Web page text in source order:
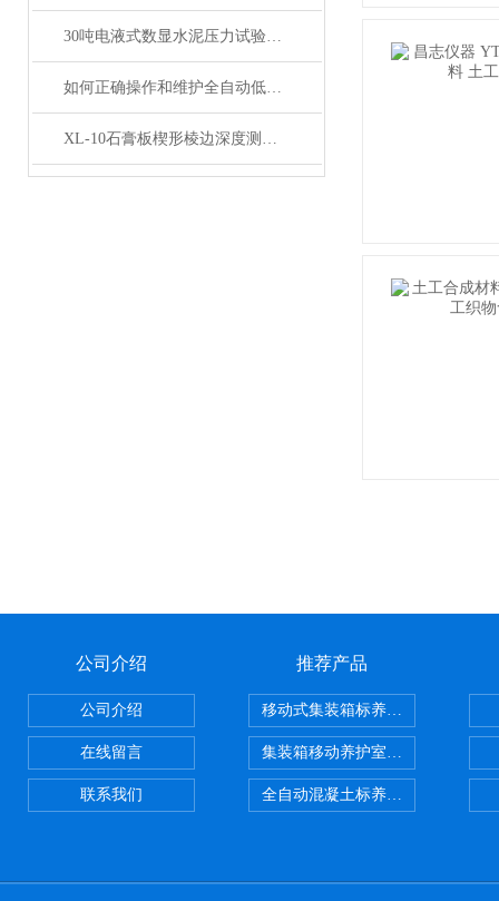
30吨电液式数显水泥压力试验机产品展示
如何正确操作和维护全自动低温冻融试验箱？
XL-10石膏板楔形棱边深度测定仪产品展示
公司介绍
公司介绍
在线留言
联系我们
推荐产品
移动式集装箱标养室 养护室设备
集装箱移动养护室 标养室
全自动混凝土标养室恒温恒湿设备